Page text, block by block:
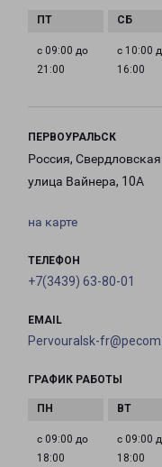
с 09:00 до
21:00
с 10:00
16:00
ПЕРВОУРАЛЬСК
Россия,
улица Вайнера, 10А
на карте
ТЕЛЕФОН
+7(3439) 63-80-01
EMAIL
Pervouralsk-
ГРАФИК РАБОТЫ
с 09:00 до
18:00
с 09:00
18:00